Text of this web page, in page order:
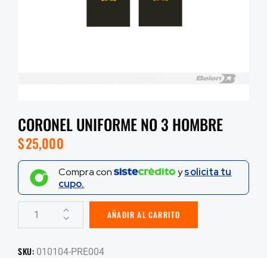
CORONEL UNIFORME NO 3 HOMBRE
$25,000
Compra con ysolicita tu
cupo.
AÑADIR AL CARRITO
SKU: 010104-PRE004